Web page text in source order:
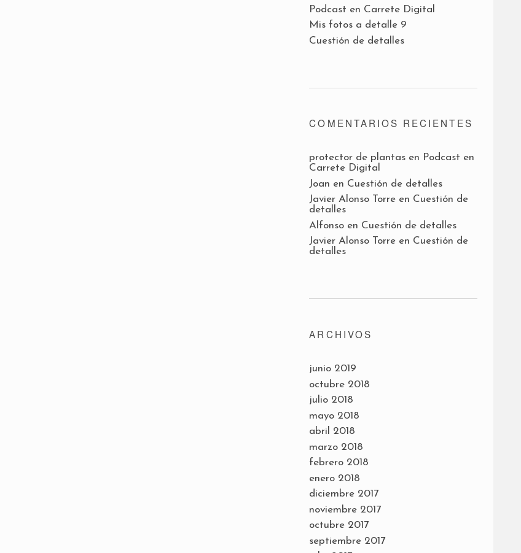
Podcast en Carrete Digital
Mis fotos a detalle 9
Cuestión de detalles
COMENTARIOS RECIENTES
protector de plantas en Podcast en
Carrete Digital
Joan en Cuestión de detalles
Javier Alonso Torre en Cuestión de
detalles
Alfonso en Cuestión de detalles
Javier Alonso Torre en Cuestión de
detalles
ARCHIVOS
junio 2019
octubre 2018
julio 2018
mayo 2018
abril 2018
marzo 2018
febrero 2018
enero 2018
diciembre 2017
noviembre 2017
octubre 2017
septiembre 2017